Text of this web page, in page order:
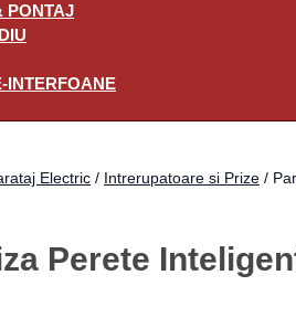
PONTAJ
INTERFOANE
Electric / Intrerupatoare si Prize /
Perete